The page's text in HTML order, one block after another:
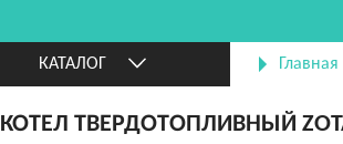
КАТАЛОГ Главная
КОТЕЛ ТВЕРДОТОПЛИВНЫЙ